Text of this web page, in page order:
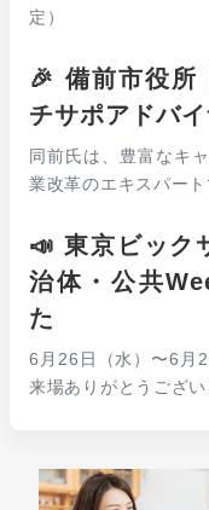
定）
🎉 備前市役所
チサポアドバ
同前氏は、豊富なキ
業改革のエキスパート
📣 東京ビック
治体・公共
た
6月26日（水）〜6月
来場ありがとうござい